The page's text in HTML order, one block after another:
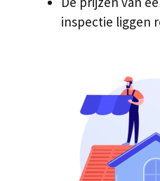
inspectie liggen